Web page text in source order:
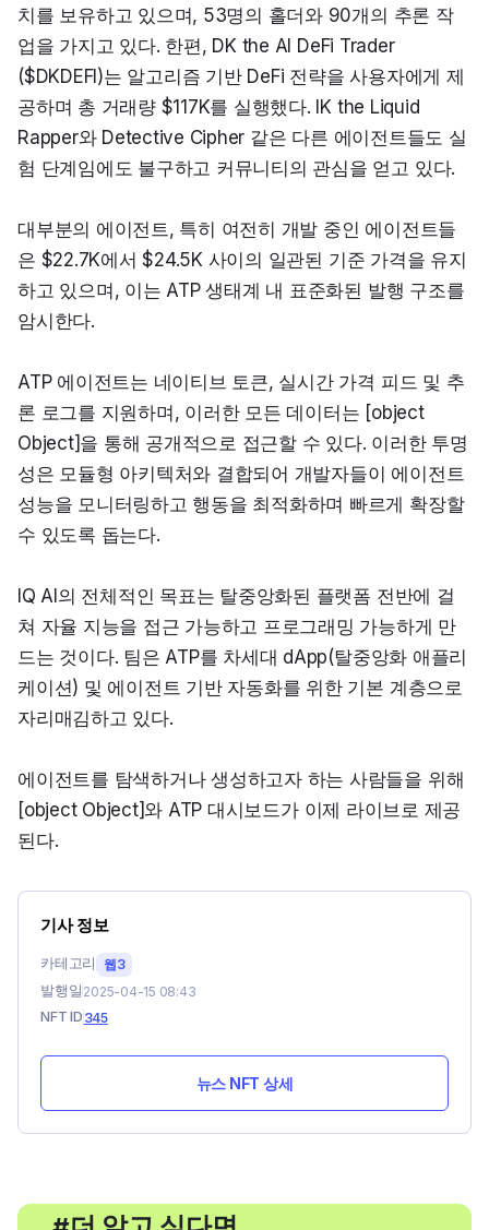
치를 보유하고 있으며, 53명의 홀더와 90개의 추론 작
업을 가지고 있다. 한편, DK the AI DeFi Trader
($DKDEFI)는 알고리즘 기반 DeFi 전략을 사용자에게 제
공하며 총 거래량 $117K를 실행했다. IK the Liquid
Rapper와 Detective Cipher 같은 다른 에이전트들도 실
험 단계임에도 불구하고 커뮤니티의 관심을 얻고 있다.
대부분의 에이전트, 특히 여전히 개발 중인 에이전트들
은 $22.7K에서 $24.5K 사이의 일관된 기준 가격을 유지
하고 있으며, 이는 ATP 생태계 내 표준화된 발행 구조를
암시한다.
ATP 에이전트는 네이티브 토큰, 실시간 가격 피드 및 추
론 로그를 지원하며, 이러한 모든 데이터는 [object
Object]을 통해 공개적으로 접근할 수 있다. 이러한 투명
성은 모듈형 아키텍처와 결합되어 개발자들이 에이전트
성능을 모니터링하고 행동을 최적화하며 빠르게 확장할
수 있도록 돕는다.
IQ AI의 전체적인 목표는 탈중앙화된 플랫폼 전반에 걸
쳐 자율 지능을 접근 가능하고 프로그래밍 가능하게 만
드는 것이다. 팀은 ATP를 차세대 dApp(탈중앙화 애플리
케이션) 및 에이전트 기반 자동화를 위한 기본 계층으로
자리매김하고 있다.
에이전트를 탐색하거나 생성하고자 하는 사람들을 위해
[object Object]와 ATP 대시보드가 이제 라이브로 제공
된다.
기사 정보
카테고리 웹3
발행일 2025-04-15 08:43
NFT ID 345
뉴스 NFT 상세